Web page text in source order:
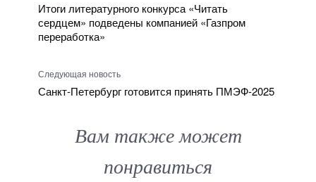
Итоги литературного конкурса «Читать
сердцем» подведены компанией «Газпром
переработка»
Следующая новость
Санкт-Петербург готовится принять ПМЭФ-2025
Вам также может
понравиться